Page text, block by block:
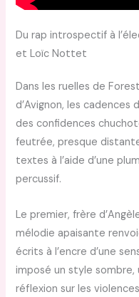
Du rap introspectif à
et Loïc Nottet
Dans les ruelles de
d’Avignon, les
des confidences
feutrée, presque
textes à l’aide d’une
percussif.
Le premier, frère
mélodie apaisante
écrits à l’encre d’une
imposé un style
réflexion sur les